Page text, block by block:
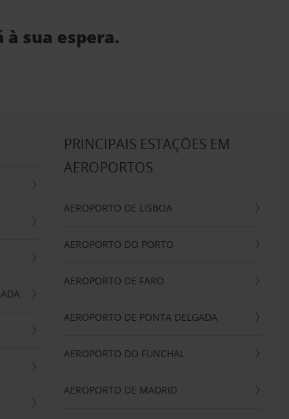
sua espera.
PRINCIPAIS ESTAÇÕES EM
AEROPORTOS
AEROPORTO DE LISBOA
AEROPORTO DO PORTO
AEROPORTO DE FARO
AEROPORTO DE PONTA DELGADA
AEROPORTO DO FUNCHAL
AEROPORTO DE MADRID